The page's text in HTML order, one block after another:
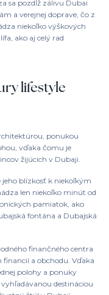
sa pozdĺž zálivu Dubai
a verejnej doprave, čo z
niekoľko výškových
ako aj celý rad
lifestyle
ponukou
vďaka čomu je
žijúcich v Dubaji.
jeho blízkosť k niekoľkým
len niekoľko minút od
pamiatok, ako
fontána a Dubajská
finančného centra
a obchodu. Vďaka
polohy a ponuky
destináciou